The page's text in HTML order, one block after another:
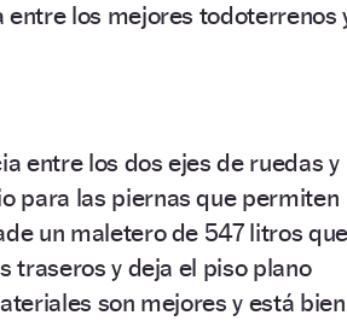
entre los mejores todoterrenos
entre los dos ejes de ruedas y
para las piernas que permiten
un maletero de 547 litros que
traseros y deja el piso plano
son mejores y está bien